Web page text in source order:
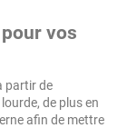
vos
partir de
de plus en
afin de mettre